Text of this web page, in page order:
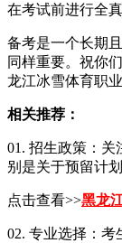
在考试前进行全
备考是一个长期
同样重要。祝你
龙江冰雪体育职
相关推荐：
01. 招生政策：
别是关于预留计
点击查看>>黑龙
02. 专业选择：